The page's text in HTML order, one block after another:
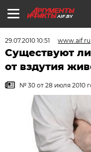
AIF.BY
29.07.2010 10:51 www.aif.ru
Существуют
от вздутия
№ 30 от 28 июля 2010